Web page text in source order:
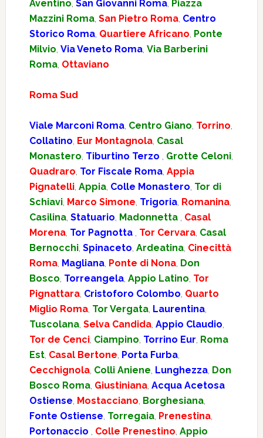
Aventino, San Giovanni Roma, Piazza
Mazzini Roma, San Pietro Roma, Centro
Storico Roma, Quartiere Africano, Ponte
Milvio, Via Veneto Roma, Via Barberini
Roma, Ottaviano
Roma Sud
Viale Marconi Roma, Centro Giano, Torrino,
Collatino, Eur Montagnola, Casal
Monastero, Tiburtino Terzo , Grotte Celoni,
Quadraro, Tor Fiscale Roma, Appia
Pignatelli, Appia, Colle Monastero, Tor di
Schiavi, Marco Simone, Trigoria, Romanina,
Casilina, Statuario, Madonnetta , Casal
Morena, Tor Pagnotta , Tor Cervara, Casal
Bernocchi, Spinaceto, Ardeatina, Cinecittà
Roma, Magliana, Ponte di Nona, Don
Bosco, Torreangela, Appio Latino, Tor
Pignattara, Cristoforo Colombo, Quarto
Miglio Roma, Tor Vergata, Laurentina,
Tuscolana, Selva Candida, Appio Claudio,
Tor de Cenci, Ciampino, Torrino Eur, Roma
Est, Casal Bertone, Porta Furba,
Cecchignola, Colli Aniene, Lunghezza, Don
Bosco Roma, Giustiniana, Acqua Acetosa
Ostiense, Mostacciano, Borghesiana,
Fonte Ostiense, Torregaia, Prenestina,
Portonaccio , Colle Prenestino, Appio